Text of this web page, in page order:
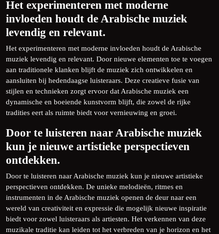
Het experimenteren met moderne
invloeden houdt de Arabische muziek
levendig en relevant.
Het experimenteren met moderne invloeden houdt de Arabische
muziek levendig en relevant. Door nieuwe elementen toe te voegen
aan traditionele klanken blijft de muziek zich ontwikkelen en
aansluiten bij hedendaagse luisteraars. Deze creatieve fusie van
stijlen en technieken zorgt ervoor dat Arabische muziek een
dynamische en boeiende kunstvorm blijft, die zowel de rijke
tradities eert als ruimte biedt voor vernieuwing en groei.
Door te luisteren naar Arabische muziek
kun je nieuwe artistieke perspectieven
ontdekken.
Door te luisteren naar Arabische muziek kun je nieuwe artistieke
perspectieven ontdekken. De unieke melodieën, ritmes en
instrumenten in de Arabische muziek openen de deur naar een
wereld van creativiteit en expressie die mogelijk nieuwe inspiratie
biedt voor zowel luisteraars als artiesten. Het verkennen van deze
muzikale traditie kan leiden tot het verbreden van je horizon en het